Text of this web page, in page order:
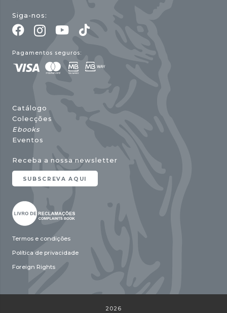
Siga-nos:
Pagamentos seguros:
Catálogo
Colecções
Ebooks
Eventos
Receba a nossa newsletter
SUBSCREVA AQUI
Termos e condições
Política de privacidade
Foreign Rights
2026